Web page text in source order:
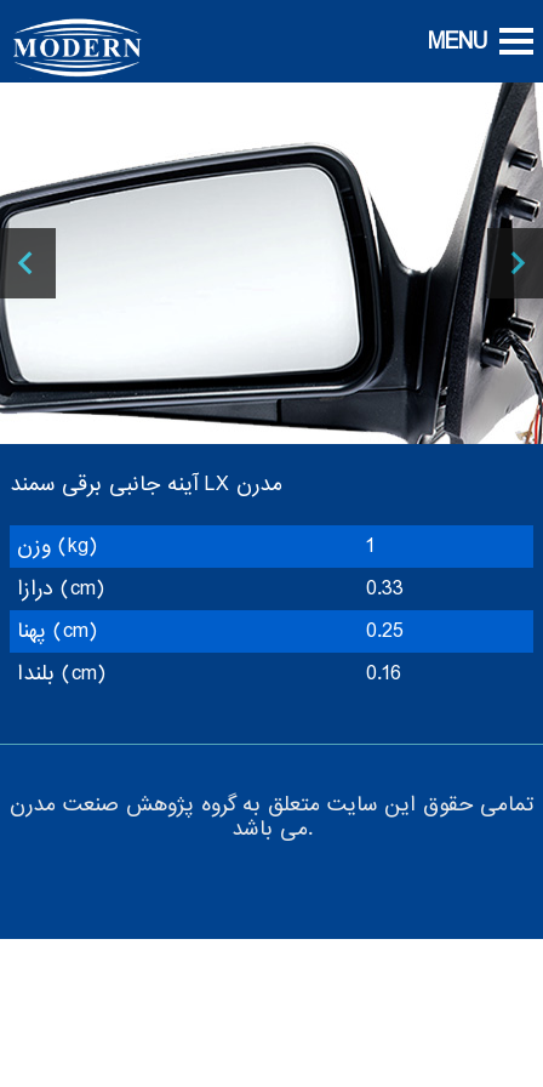
آینه جانبی برقی سمند LX مدرن
وزن (kg)
1
درازا (cm)
0.33
پهنا (cm)
0.25
بلندا (cm)
0.16
تمامی حقوق این سایت متعلق به گروه پژوهش صنعت مدرن
می باشد.